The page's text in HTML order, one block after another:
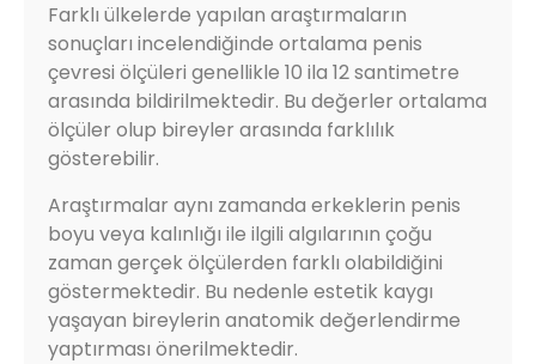
Farklı ülkelerde yapılan araştırmaların
sonuçları incelendiğinde ortalama penis
çevresi ölçüleri genellikle 10 ila 12 santimetre
arasında bildirilmektedir. Bu değerler ortalama
ölçüler olup bireyler arasında farklılık
gösterebilir.
Araştırmalar aynı zamanda erkeklerin penis
boyu veya kalınlığı ile ilgili algılarının çoğu
zaman gerçek ölçülerden farklı olabildiğini
göstermektedir. Bu nedenle estetik kaygı
yaşayan bireylerin anatomik değerlendirme
yaptırması önerilmektedir.